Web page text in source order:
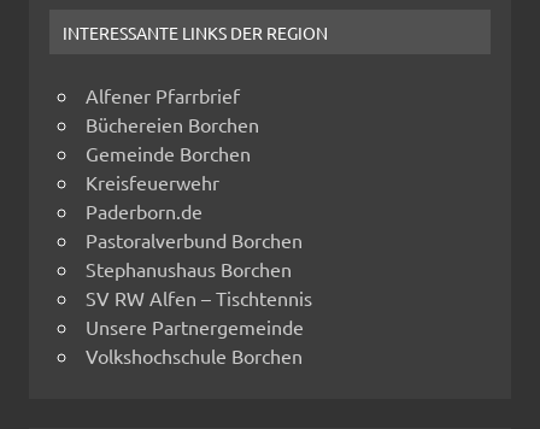
INTERESSANTE LINKS DER REGION
Alfener Pfarrbrief
Büchereien Borchen
Gemeinde Borchen
Kreisfeuerwehr
Paderborn.de
Pastoralverbund Borchen
Stephanushaus Borchen
SV RW Alfen – Tischtennis
Unsere Partnergemeinde
Volkshochschule Borchen